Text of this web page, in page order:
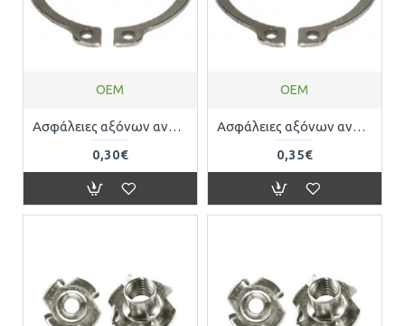
OEM
Aσφάλειες αξόνων ανοξείδωτες (inox) DIN471 Φ6 0471706471
0,30€
OEM
Aσφάλειες αξόνων ανοξείδωτες (inox) DIN471 Φ8 0471708471
0,35€